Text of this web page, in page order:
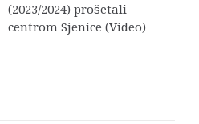
(2023/2024) prošetali
centrom Sjenice (Video)